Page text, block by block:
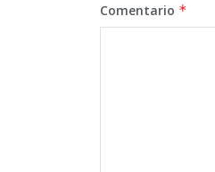
Comentario *